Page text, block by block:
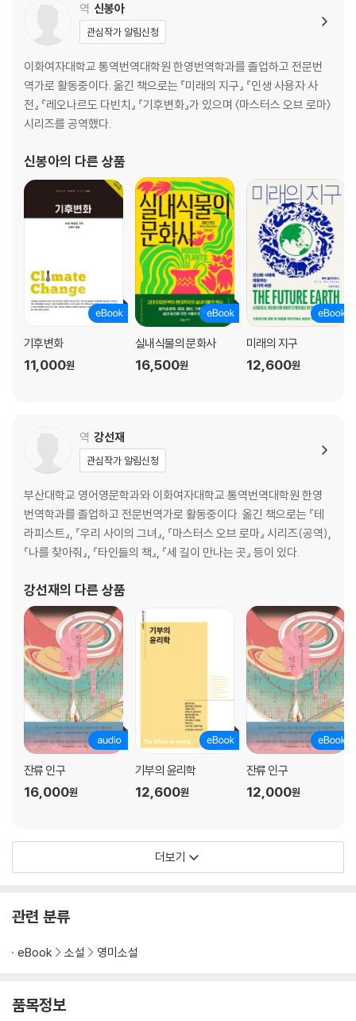
양처보다는 신이 내려준 공모자로서이다. 아내는 최고의 벗 아그리파와 함
께 그의 가장 든든한 지지자가 되며, 안토니우스를 쓰러뜨릴 계략에 결정
습은 신선한 여성상으로 다가온다.
한편 카이사르의 친아들 카이사리온은 옥타비아누스를 상대로 자신과 어
머니 클레오파트라, 조국 이집트의 안전을 놓고 협상하려 들지만 ‘로마의
번영’이라는 정치공학의 논리 아래 죽음을 맞는다. 순수하고 선량한 청년
수의 죽음을 연상시키기도 하며, 로마의 미래에 일말의 비극적 예감을 얹
는다. 이기적이면서도 나약한 모사꾼 델리우스, 유대 민족의 독재적 왕이
되는 헤로데스 또한 이후의 역사를 아는 우리에겐 불길한 힌트로 다가온
다. 이런 디테일들을 살피다보면, 이후의 전개를 더는 매컬로가 풀어낸 로
마 이야기로 읽을 수 없다는 것이 그저 아쉬울 뿐이다.
역 신봉아
관심작가 알림신청
이화여자대학교 통역번역대학원 한영번역학과를 졸업하고 전문번
역가로 활동중이다. 옮긴 책으로는 『미래의 지구』 『인생 사용자 사
전』 『레오나르도 다빈치』 『기후변화』가 있으며 〈마스터스 오브 로마〉
시리즈를 공역했다.
신봉아의 다른 상품
기후변화
11,000원
실내식물의 문화사
16,500원
미래의 지구
12,600원
역 강선재
관심작가 알림신청
부산대학교 영어영문학과와 이화여자대학교 통역번역대학원 한영
번역학과를 졸업하고 전문번역가로 활동중이다. 옮긴 책으로는 『테
라피스트』, 『우리 사이의 그녀』, 『마스터스 오브 로마』 시리즈(공역),
『나를 찾아줘』, 『타인들의 책』, 『세 길이 만나는 곳』 등이 있다.
강선재의 다른 상품
잔류 인구
16,000원
기부의 윤리학
12,600원
잔류 인구
12,000원
더보기
관련 분류
eBook 소설 영미소설
품목정보